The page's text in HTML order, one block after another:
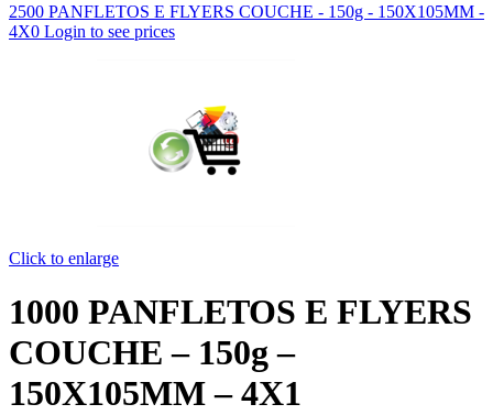
2500 PANFLETOS E FLYERS COUCHE - 150g - 150X105MM -
4X0 Login to see prices
Click to enlarge
1000 PANFLETOS E FLYERS
COUCHE – 150g –
150X105MM – 4X1